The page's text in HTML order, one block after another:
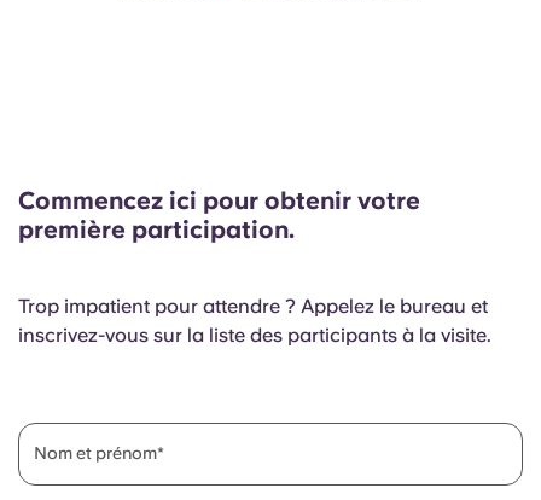
Commencez ici pour obtenir votre
première participation.
Trop impatient pour attendre ? Appelez le bureau et
inscrivez-vous sur la liste des participants à la visite.
Nom et prénom